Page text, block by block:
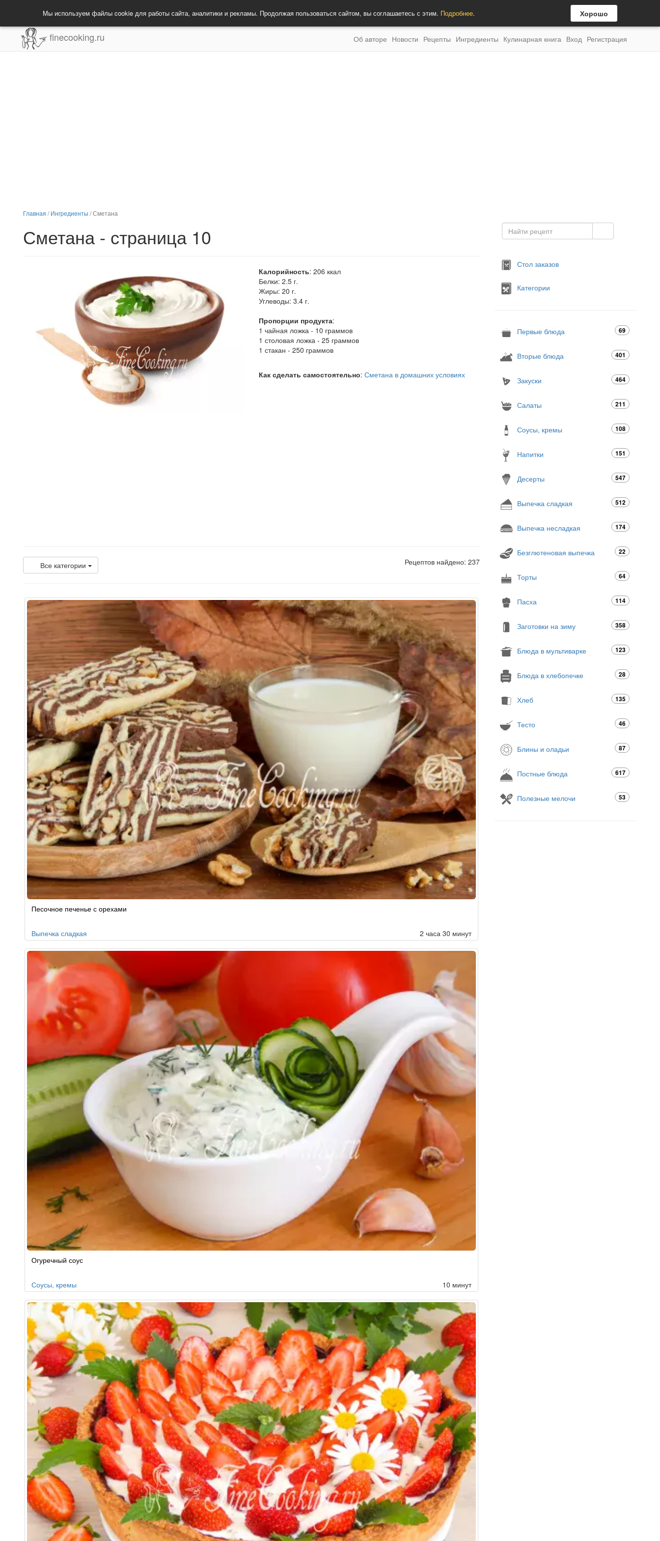
Мы используем файлы cookie для работы сайта, аналитики и рекламы. Продолжая пользоваться сайтом, вы соглашаетесь с этим. Подробнее. Хорошо
finecooking.ru Об авторе Новости Рецепты Ингредиенты Кулинарная книга Вход Регистрация
Главная /Ингредиенты /Сметана
Сметана - страница 10
Калорийность: 206 ккал
Белки: 2.5 г.
Жиры: 20 г.
Углеводы: 3.4 г.
Пропорции продукта:
1 чайная ложка - 10 граммов
1 столовая ложка - 25 граммов
1 стакан - 250 граммов
Как сделать самостоятельно: Сметана в домашних условиях
Все категории Рецептов найдено: 237
Песочное печенье с орехами
Выпечка сладкая 2 часа 30 минут
Огуречный соус
Соусы, кремы 10 минут
Стол заказов
Категории
Первые блюда 69
Вторые блюда 401
Закуски 464
Салаты 211
Соусы, кремы 108
Напитки 151
Десерты 547
Выпечка сладкая 512
Выпечка несладкая 174
Безглютеновая выпечка 22
Торты 64
Пасха 114
Заготовки на зиму 358
Блюда в мультиварке 123
Блюда в хлебопечке 28
Хлеб 135
Тесто 46
Блины и оладьи 87
Постные блюда 617
Полезные мелочи 53